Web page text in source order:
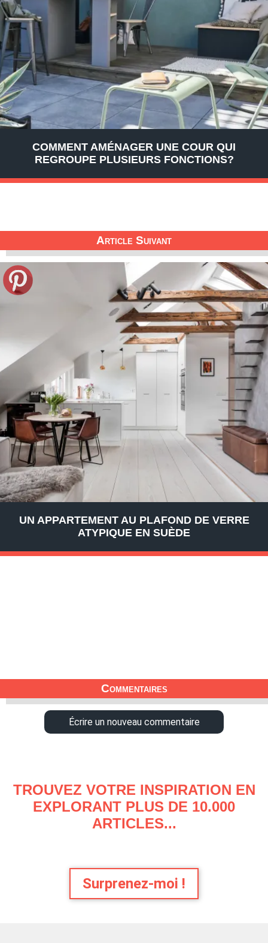
COMMENT AMÉNAGER UNE COUR QUI
REGROUPE PLUSIEURS FONCTIONS?
Article Suivant
UN APPARTEMENT AU PLAFOND DE VERRE
ATYPIQUE EN SUÈDE
Commentaires
Écrire un nouveau commentaire
TROUVEZ VOTRE INSPIRATION EN
EXPLORANT PLUS DE 10.000
ARTICLES...
Surprenez-moi !